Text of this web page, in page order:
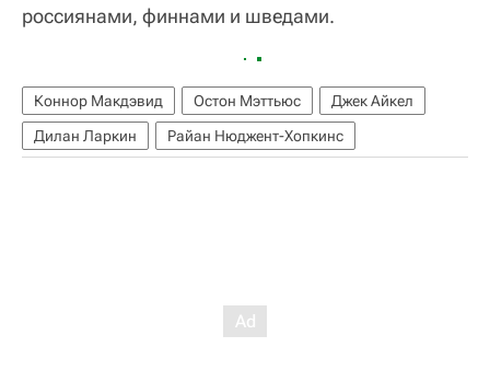
россиянами, финнами и шведами.
Коннор Макдэвид Остон Мэттьюс
Джек Айкел
Дилан Ларкин
Райан Нюджент-Хопкинс